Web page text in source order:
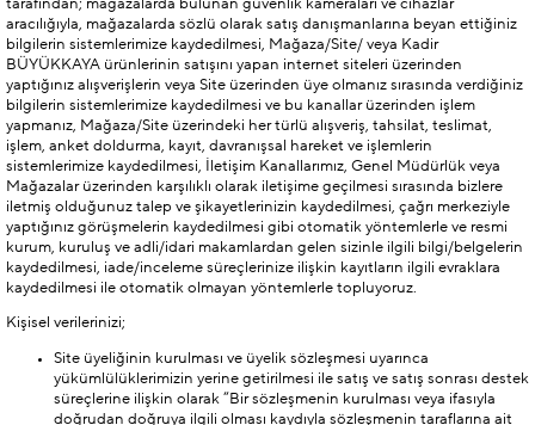
tarafından; mağazalarda bulunan güvenlik kameraları ve cihazlar
aracılığıyla, mağazalarda sözlü olarak satış danışmanlarına beyan ettiğiniz
bilgilerin sistemlerimize kaydedilmesi, Mağaza/Site/ veya Kadir
BÜYÜKKAYA ürünlerinin satışını yapan internet siteleri üzerinden
yaptığınız alışverişlerin veya Site üzerinden üye olmanız sırasında verdiğiniz
bilgilerin sistemlerimize kaydedilmesi ve bu kanallar üzerinden işlem
yapmanız, Mağaza/Site üzerindeki her türlü alışveriş, tahsilat, teslimat,
işlem, anket doldurma, kayıt, davranışsal hareket ve işlemlerin
sistemlerimize kaydedilmesi, İletişim Kanallarımız, Genel Müdürlük veya
Mağazalar üzerinden karşılıklı olarak iletişime geçilmesi sırasında bizlere
iletmiş olduğunuz talep ve şikayetlerinizin kaydedilmesi, çağrı merkeziyle
yaptığınız görüşmelerin kaydedilmesi gibi otomatik yöntemlerle ve resmi
kurum, kuruluş ve adli/idari makamlardan gelen sizinle ilgili bilgi/belgelerin
kaydedilmesi, iade/inceleme süreçlerinize ilişkin kayıtların ilgili evraklara
kaydedilmesi ile otomatik olmayan yöntemlerle topluyoruz.
Kişisel verilerinizi;
Site üyeliğinin kurulması ve üyelik sözleşmesi uyarınca
yükümlülüklerimizin yerine getirilmesi ile satış ve satış sonrası destek
süreçlerine ilişkin olarak “Bir sözleşmenin kurulması veya ifasıyla
doğrudan doğruya ilgili olması kaydıyla sözleşmenin taraflarına ait